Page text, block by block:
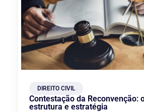
DIREITO CIVIL
Contestação da Reconvenção:
estrutura e estratégia